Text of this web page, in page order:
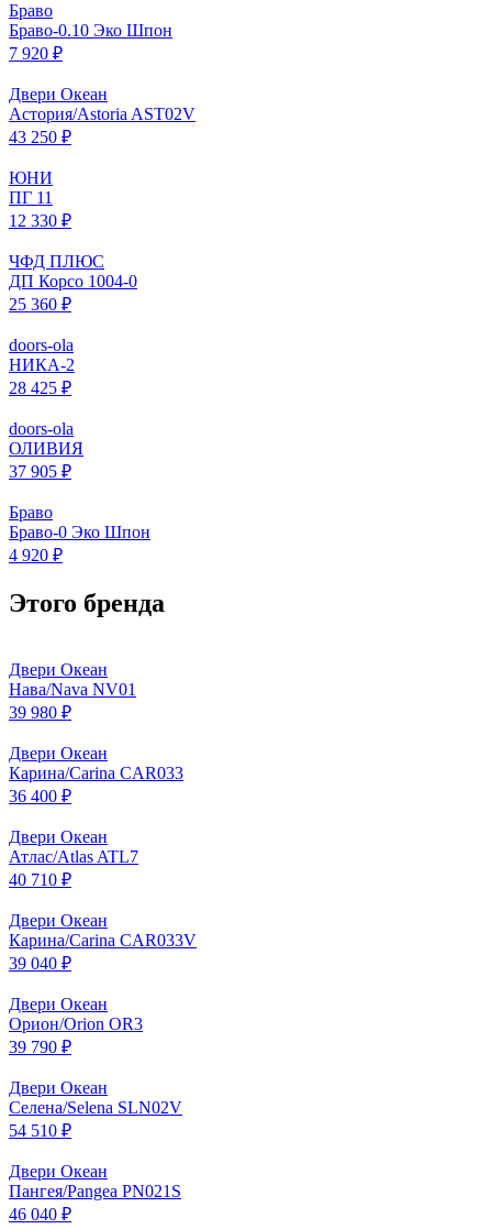
Браво
Браво-0.10 Эко Шпон
7 920 ₽
Двери Океан
Астория/Astoria AST02V
43 250 ₽
ЮНИ
ПГ 11
12 330 ₽
ЧФД ПЛЮС
ДП Корсо 1004-0
25 360 ₽
doors-ola
НИКА-2
28 425 ₽
doors-ola
ОЛИВИЯ
37 905 ₽
Браво
Браво-0 Эко Шпон
4 920 ₽
Этого бренда
Двери Океан
Нава/Nava NV01
39 980 ₽
Двери Океан
Карина/Carina CAR033
36 400 ₽
Двери Океан
Атлас/Atlas ATL7
40 710 ₽
Двери Океан
Карина/Carina CAR033V
39 040 ₽
Двери Океан
Орион/Orion OR3
39 790 ₽
Двери Океан
Селена/Selena SLN02V
54 510 ₽
Двери Океан
Пангея/Pangea PN021S
46 040 ₽